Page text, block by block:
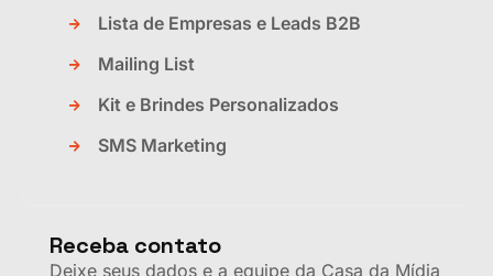
Lista de Empresas e Leads B2B
Mailing List
Kit e Brindes Personalizados
SMS Marketing
Receba contato
Deixe seus dados e a equipe da Casa da Mídia